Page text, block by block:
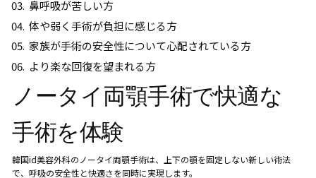
鼻呼吸が苦しい方
体や弱く手術が負担に感じる方
家族が手術の安全性について心配されている方
より楽な回復を望まれる方
ノータイ両顎手術で快適な
手術を体験
韓国id美容外科のノータイ両顎手術は、上下の顎を固定しない新しい術法
で、呼吸の安全性と快適さを同時に実現します。